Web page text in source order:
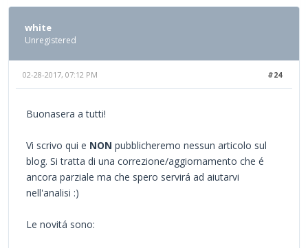
white
Unregistered
#24
02-28-2017, 07:12 PM
Buonasera a tutti!
Vi scrivo qui e NON pubblicheremo nessun articolo sul
blog. Si tratta di una correzione/aggiornamento che é
ancora parziale ma che spero servirá ad aiutarvi
nell'analisi :)
Le novitá sono: